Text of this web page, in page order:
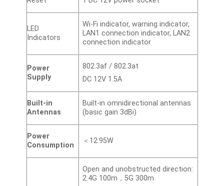
LED
Indicators
Wi-Fi indicator, warning indicator,
LAN1 connection indicator, LAN2
connection indicator
Power
Supply
802.3af / 802.3at
DC 12V 1.5A
Built-in
Antennas
Built-in omnidirectional antennas
(basic gain 3dBi)
Power
Consumption
＜12.95W
Open and unobstructed direction:
2.4G 100m，5G 300m